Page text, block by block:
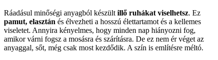
Ráadásul minőségi anyagból készült illő ruhákat viselhetsz. Ez
pamut, elasztán és élvezheti a hosszú élettartamot és a kellemes
viseletet. Annyira kényelmes, hogy minden nap hiányozni fog,
amikor várni fogsz a mosásra és szárításra. De ez nem ér véget az
anyaggal, sőt, még csak most kezdődik. A szín is említésre méltó.